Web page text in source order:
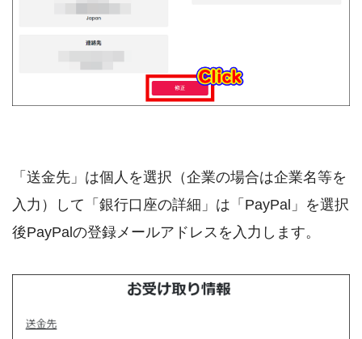
「送金先」は個人を選択（企業の場合は企業名等を
入力）して「銀行口座の詳細」は「PayPal」を選択
後PayPalの登録メールアドレスを入力します。